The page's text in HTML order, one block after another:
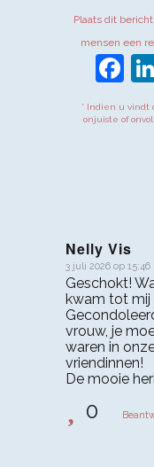
Plaats dit
mensen een
* Indien u vindt
onjuiste of
Nelly Vis
zegt:
3 juli 2026 op 15:46
Geschokt!
kwam tot mij
vrouw, je
waren in
vriendinnen!
De mooie
0